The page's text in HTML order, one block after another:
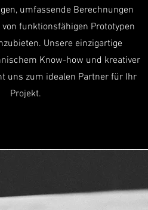
umfassende Berechnungen
funktionsfähigen Prototypen
Unsere einzigartige
Know-how und kreativer
uns zum idealen Partner für Ihr
Projekt.